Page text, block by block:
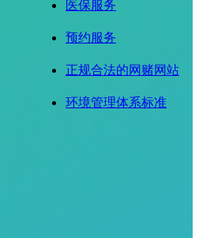
医保服务
预约服务
正规合法的网赌网站
环境管理体系标准